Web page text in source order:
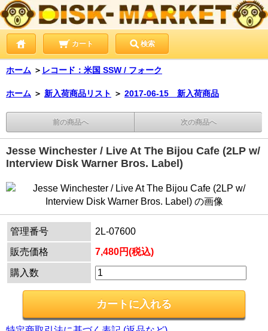
カート 検索
ホーム ＞ レコード：米国 SSW / フォーク
ホーム ＞ 新入荷商品リスト ＞ 2017-06-15 新入荷商品
前の商品へ 次の商品へ
Jesse Winchester / Live At The Bijou Cafe (2LP w/
Interview Disk Warner Bros. Label)
管理番号
2L-07600
販売価格
7,480円(税込)
購入数